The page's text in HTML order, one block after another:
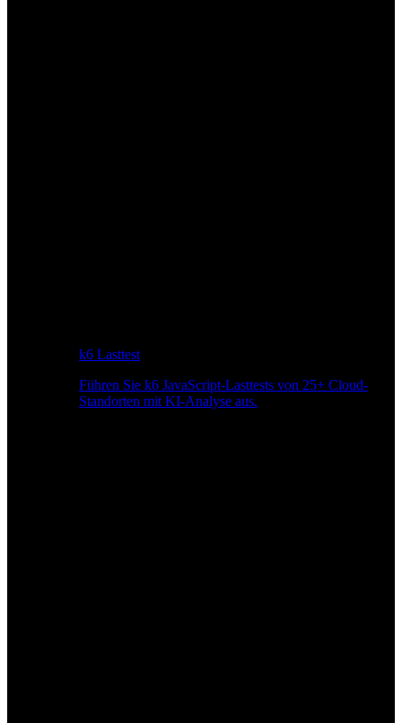
k6 Lasttest
Führen Sie k6 JavaScript-Lasttests von 25+ Cloud-
Standorten mit KI-Analyse aus.